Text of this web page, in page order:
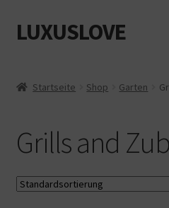
Zur
Navigation
Zum
Inhalt
LUXUSLOVE
Datenschutz
Impressum
Startseite Shop Garten
Grills and